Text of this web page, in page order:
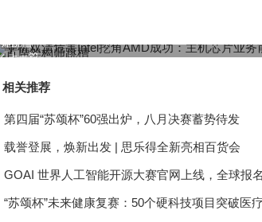
上一篇
师跳槽
相关推荐
第四届“苏颂杯”60强出炉，八月决赛蓄势待发
载誉登展，焕新出发 | 思乐得全新亮相百货会
GOAI 世界人工智能开源大赛官网上线，全球报
“苏颂杯”未来健康复赛：50个硬科技项目突破医